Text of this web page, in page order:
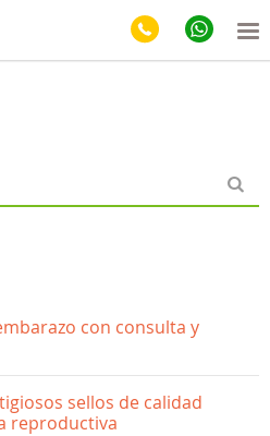
con consulta y
sellos de calidad
reproductiva